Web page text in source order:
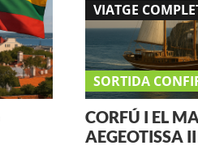
VIATGE
SORTIDA
CORFÚ I EL
AEGEOTISSA